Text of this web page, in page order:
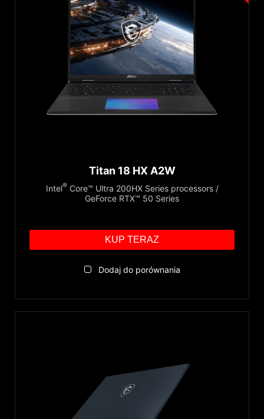
Titan 18 HX A2W
Intel®Core™ Ultra 200HX Series processors /
GeForce RTX™ 50 Series
KUP TERAZ
Dodaj do porównania